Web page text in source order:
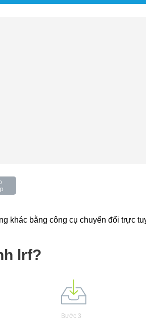
khác bằng công cụ chuyển đổi trực
lrf?
Bước 3